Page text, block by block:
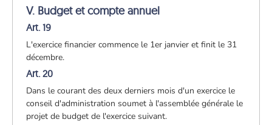
V. Budget et compte annuel
Art. 19
L'exercice financier commence le 1er janvier et finit le 31
décembre.
Art. 20
Dans le courant des deux derniers mois d'un exercice le
conseil d'administration soumet à l'assemblée générale le
projet de budget de l'exercice suivant.